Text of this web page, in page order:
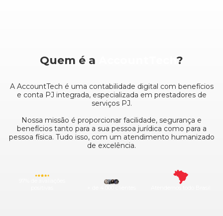
Quem é a ?
A AccountTech é uma contabilidade digital com benefícios
e conta PJ integrada, especializada em prestadores de
serviços PJ.
Nossa missão é proporcionar facilidade, segurança e
benefícios tanto para a sua pessoa jurídica como para a
pessoa física. Tudo isso, com um atendimento humanizado
de excelência.